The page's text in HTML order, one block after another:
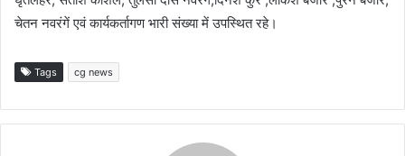
चेतन नवरंगें एवं कार्यकर्तागण भारी संख्या में उपस्थित रहे।
Tags cg news